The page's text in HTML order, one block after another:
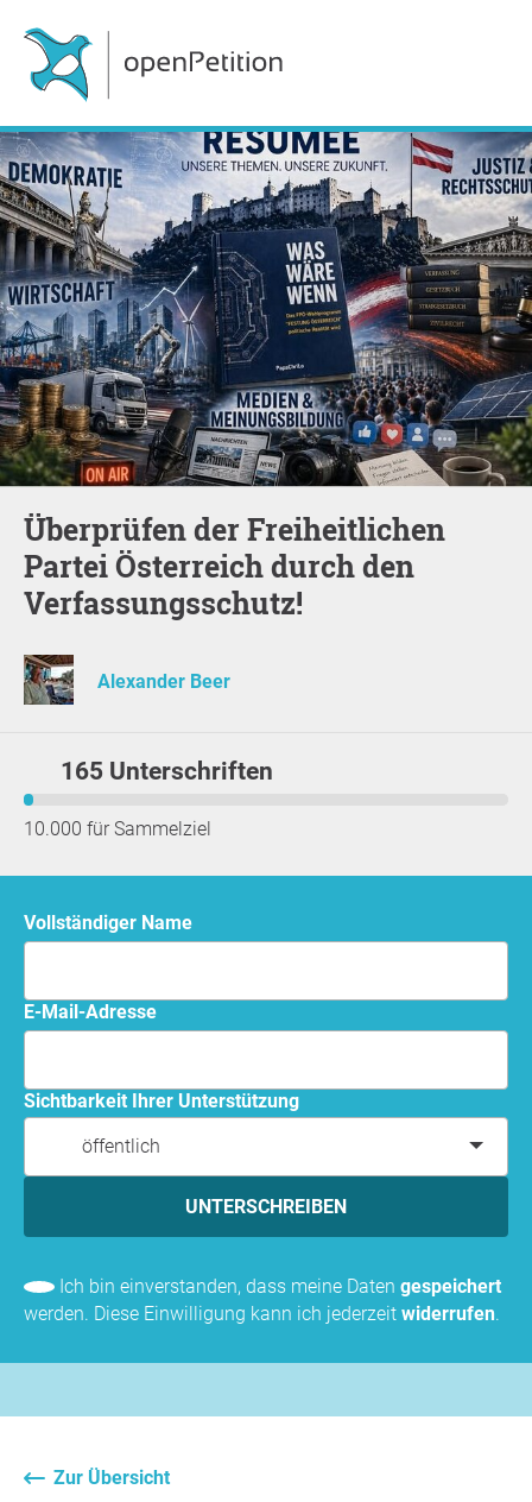
Überprüfen der Freiheitlichen
Partei Österreich durch den
Verfassungsschutz!
Alexander Beer
165 Unterschriften
10.000 für Sammelziel
Vollständiger Name
E-Mail-Adresse
Sichtbarkeit Ihrer Unterstützung
öffentlich
UNTERSCHREIBEN
Ich bin einverstanden, dass meine Daten gespeichert
werden. Diese Einwilligung kann ich jederzeit widerrufen.
Zur Übersicht